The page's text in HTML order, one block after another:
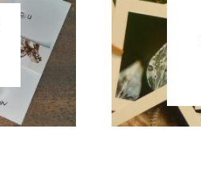
Collectivités,
et groupes